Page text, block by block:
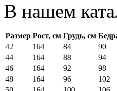
В нашем
Размер Рост, см Грудь, см
42
164 84
90
44
164 88
94
46
164 92
98
48
164 96
102